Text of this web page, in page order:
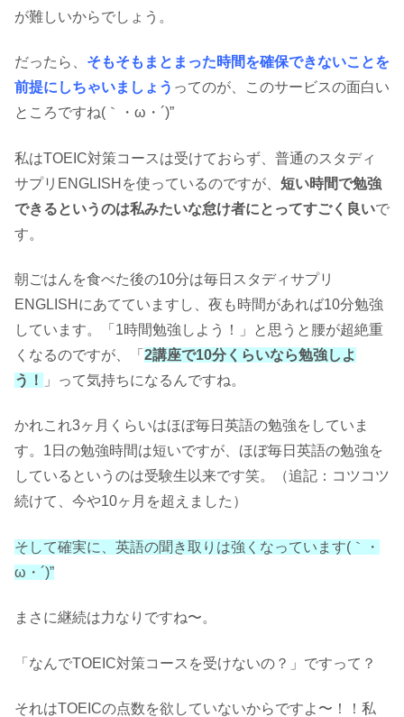
が難しいからでしょう。
だったら、 そもそもまとまった時間を確保できないことを
前提にしちゃいましょう ってのが、このサービスの面白い
ところですね(｀・ω・´)”
私はTOEIC対策コースは受けておらず、普通のスタディ
サプリENGLISHを使っているのですが、 短い時間で勉強
できるというのは私みたいな怠け者にとってすごく良いで
す。
朝ごはんを食べた後の10分は毎日スタディサプリ
ENGLISHにあてていますし、夜も時間があれば10分勉強
しています。「1時間勉強しよう！」と思うと腰が超絶重
くなるのですが、「 2講座で10分くらいなら勉強しよ
う！
」って気持ちになるんですね。
かれこれ3ヶ月くらいはほぼ毎日英語の勉強をしていま
す。1日の勉強時間は短いですが、ほぼ毎日英語の勉強を
しているというのは受験生以来です笑。（追記：コツコツ
続けて、今や10ヶ月を超えました）
そして確実に、英語の聞き取りは強くなっています(｀・
ω・´)”
まさに継続は力なりですね〜。
「なんでTOEIC対策コースを受けないの？」ですって？
それはTOEICの点数を欲していないからですよ〜！！私